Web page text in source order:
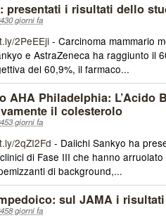
presentati i risultati dello
giorni fa
2PeEEji - Carcinoma mammario
e AstraZeneca ha raggiunto il
del 60,9%, il farmaco...
AHA Philadelphia: L’Acido
il colesterolo
giorni fa
2qZI2Fd - Daiichi Sankyo ha
di Fase III che hanno
di background,...
sul JAMA i
giorni fa